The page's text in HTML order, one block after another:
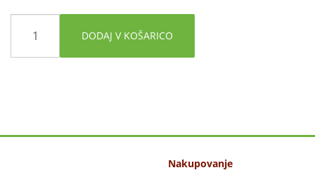
DODAJ V KOŠARICO
Nakupovanje